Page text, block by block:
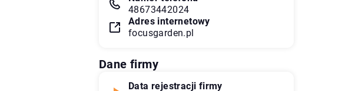
48673442024
Adres internetowy
focusgarden.pl
Dane firmy
Data rejestracji firmy